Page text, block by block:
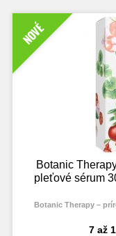
NOVÉ
Botanic
pleťové sérum
Botanic Therapy –
7 až